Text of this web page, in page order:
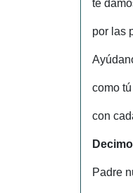
te
por las
como
con
Padre